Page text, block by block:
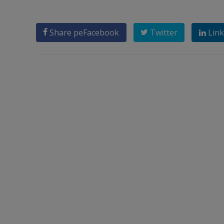
Share peFacebook Twitter